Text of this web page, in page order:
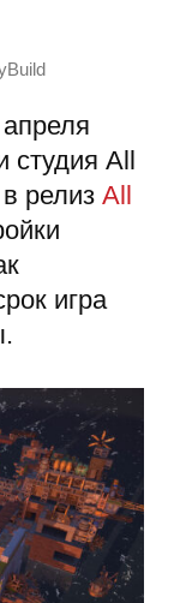
студия All
релиз All
игра